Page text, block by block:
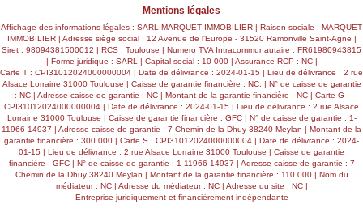
Mentions légales
Affichage des informations légales : SARL MARQUET IMMOBILIER | Raison sociale : MARQUET
IMMOBILIER | Adresse siège social : 12 Avenue de l'Europe - 31520 Ramonville Saint-Agne |
Siret : 98094381500012 | RCS : Toulouse | Numero TVA Intracommunautaire : FR61980943815
| Forme juridique : SARL | Capital social : 10 000 | Assurance RCP : NC |
Carte T : CPI31012024000000004 | Date de délivrance : 2024-01-15 | Lieu de délivrance : 2 rue
Alsace Lorraine 31000 Toulouse | Caisse de garantie financière : NC. | N° de caisse de garantie
: NC | Adresse caisse de garantie : NC | Montant de la garantie financière : NC | Carte G :
CPI31012024000000004 | Date de délivrance : 2024-01-15 | Lieu de délivrance : 2 rue Alsace
Lorraine 31000 Toulouse | Caisse de garantie financière : GFC | N° de caisse de garantie : 1-
11966-14937 | Adresse caisse de garantie : 7 Chemin de la Dhuy 38240 Meylan | Montant de la
garantie financière : 300 000 | Carte S : CPI31012024000000004 | Date de délivrance : 2024-
01-15 | Lieu de délivrance : 2 rue Alsace Lorraine 31000 Toulouse | Caisse de garantie
financière : GFC | N° de caisse de garantie : 1-11966-14937 | Adresse caisse de garantie : 7
Chemin de la Dhuy 38240 Meylan | Montant de la garantie financière : 110 000 | Nom du
médiateur : NC | Adresse du médiateur : NC | Adresse du site : NC |
Entreprise juridiquement et financièrement indépendante